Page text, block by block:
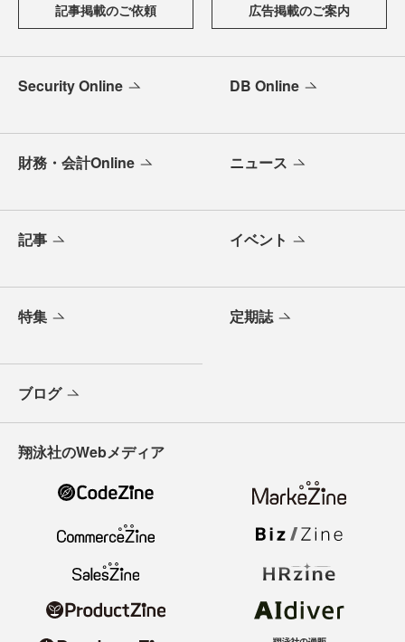
記事掲載のご依頼 広告掲載のご案内
Security Online DB Online
財務・会計Online ニュース
記事 イベント
特集 定期誌
ブログ
翔泳社のWebメディア